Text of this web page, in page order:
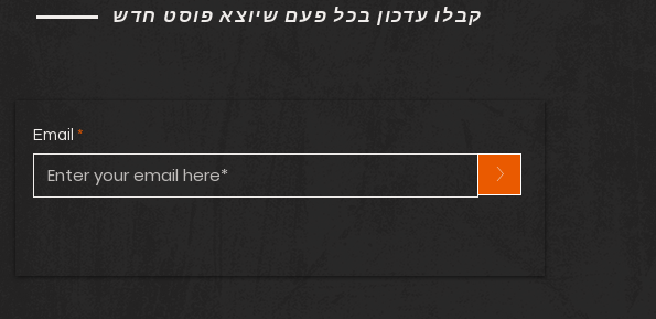
קבלו עדכון בכל פעם שיוצא פוסט חדש
Email
>